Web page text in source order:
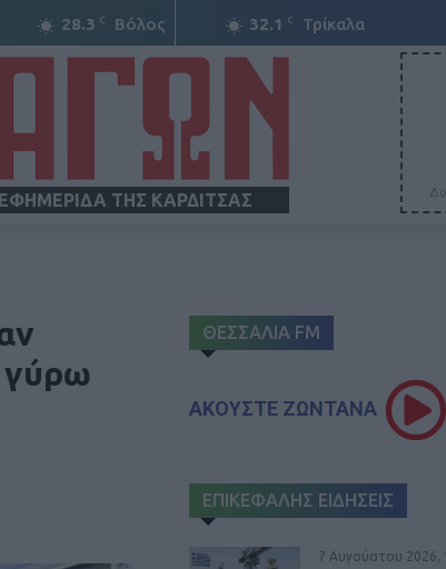
28.3 C Βόλος 32.1 C Τρίκαλα
ΤΗΣ ΚΑΡΔΙΤΣΑΣ
γύρω
ΘΕΣΣΑΛΙΑ FM
ΑΚΟΥΣΤΕ ΖΩΝΤΑΝΑ
ΕΠΙΚΕΦΑΛΗΣ ΕΙΔΗΣΕΙΣ
7 Αυγούστου 2026,